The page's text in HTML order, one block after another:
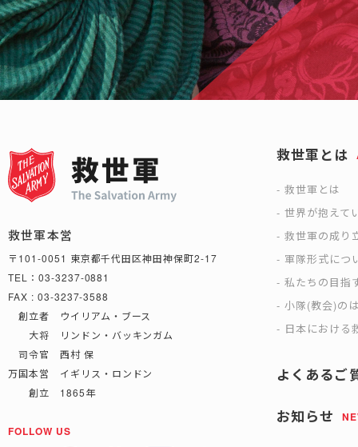
救世軍本営
〒101-0051 東京都千代田区神田神保町2-17
TEL：03-3237-0881
FAX : 03-3237-3588
創立者 ウイリアム・ブース
大将 リンドン・バッキンガム
司令官 西村 保
万国本営 イギリス・ロンドン
創立 1865年
FOLLOW US
救世軍とは
救世軍とは
世界が抱えて
救世軍の成り
軍隊形式につ
私たちの目指
小隊(教会)の
日本における
よくあるご
お知らせ